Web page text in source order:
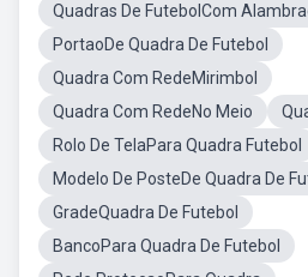
Quadras De FutebolCom
PortaoDe Quadra De Futebol
Quadra Com RedeMirimbol
Quadra Com RedeNo Meio
Rolo De TelaPara Quadra Futebol
Modelo De PosteDe Quadra De
GradeQuadra De Futebol
BancoPara Quadra De Futebol